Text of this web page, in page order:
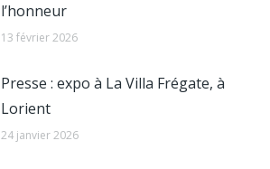
l’honneur
13 février 2026
Presse : expo à La Villa Frégate, à
Lorient
24 janvier 2026